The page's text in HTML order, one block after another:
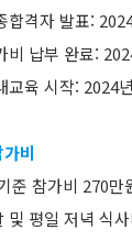
합격자 발표:
비 납부 완료:
교육 시작: 2024
비
준 참가비 270만
및 평일 저녁 식